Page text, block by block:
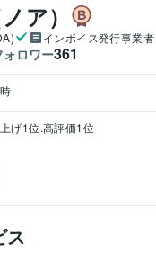
ア）
インボイス発行事業者
ォロワー361
げ1位.高評価1位
ス